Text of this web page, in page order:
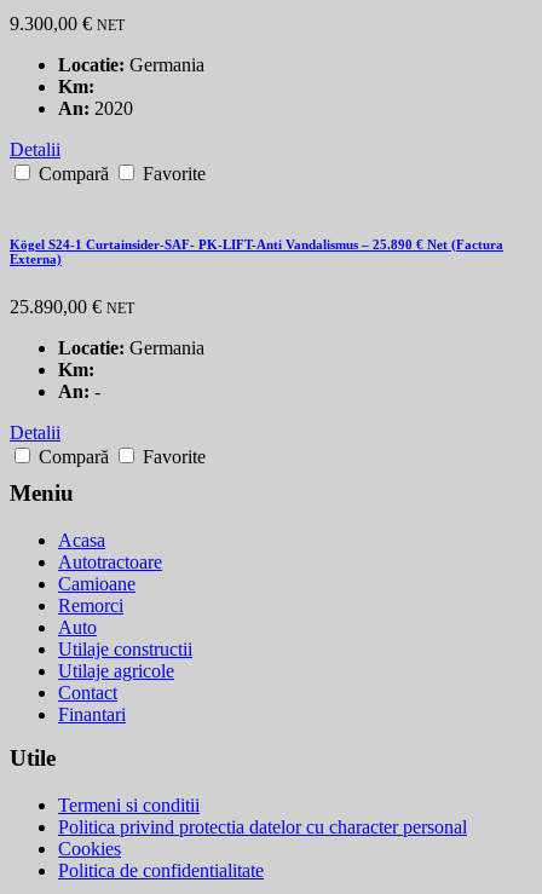
9.300,00 € NET
Locatie: Germania
Km:
An: 2020
Detalii
Compară
Favorite
Kögel S24-1 Curtainsider-SAF- PK-LIFT-Anti Vandalismus – 25.890 € Net (Factura
Externa)
25.890,00 € NET
Locatie: Germania
Km:
An: -
Detalii
Compară
Favorite
Meniu
Acasa
Autotractoare
Camioane
Remorci
Auto
Utilaje constructii
Utilaje agricole
Contact
Finantari
Utile
Termeni si conditii
Politica privind protectia datelor cu character personal
Cookies
Politica de confidentialitate